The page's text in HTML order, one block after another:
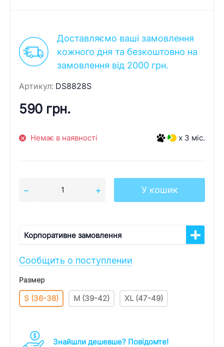
Доставляємо ваші замовлення
кожного дня та безкоштовно на
замовлення від 2000 грн.
Артикул: DS8828S
590 грн.
Немає в наявності x 3 міс.
У кошик
Корпоративне замовлення
Сообщить о поступлении
Размер
S (36-38) M (39-42) XL (47-49)
Знайшли дешевше? Повідомте!